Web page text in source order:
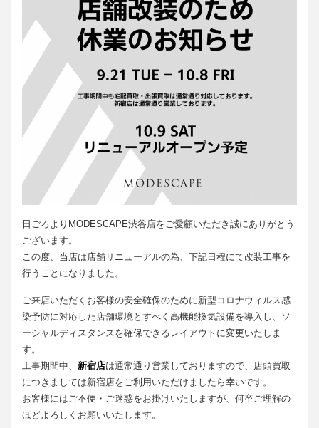
日ごろよりMODESCAPE渋谷店をご愛顧いただき誠にありがとう
ございます。
この度、当店は店舗リニューアルの為、下記日程にて改装工事を
行うことになりました。
ご来店いただくお客様の安全確保のために新型コロナウィルス感
染予防に対応した店舗環境とすべく高機能換気設備を導入し、ソ
ーシャルディスタンスを確保できるレイアウトに変更いたしま
す。
工事期間中、 新宿店は通常通り営業しておりますので、店頭買取
につきましては新宿店をご利用いただけましたら幸いです。
お客様にはご不便・ご迷惑をお掛けいたしますが、何卒ご理解の
ほどよろしくお願いいたします。